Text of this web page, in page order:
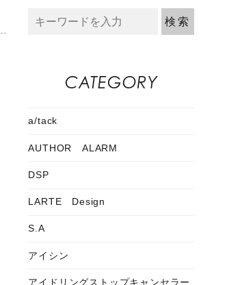
CATEGORY
a/tack
AUTHOR ALARM
DSP
LARTE Design
S.A
アイシン
アイドリングストップキャンセラー